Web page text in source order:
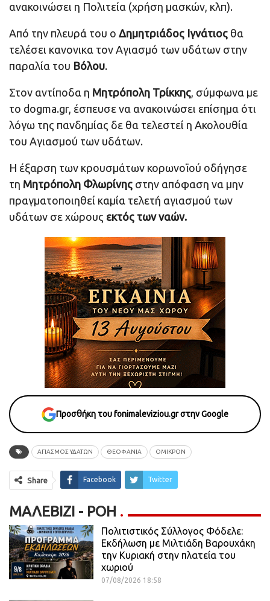
ανακοινώσει η Πολιτεία (χρήση μασκών, κλπ).
Από την πλευρά του ο Δημητριάδος Ιγνάτιος θα
τελέσει κανονικα τον Αγιασμό των υδάτων στην
παραλία του Βόλου.
Στον αντίποδα η Μητρόπολη Τρίκκης, σύμφωνα με
το dogma.gr, έσπευσε να ανακοινώσει επίσημα ότι
λόγω της πανδημίας δε θα τελεστεί η Ακολουθία
του Αγιασμού των υδάτων.
Η έξαρση των κρουσμάτων κορωνοϊού οδήγησε
τη Μητρόπολη Φλωρίνης στην απόφαση να μην
πραγματοποιηθεί καμία τελετή αγιασμού των
υδάτων σε χώρους εκτός των ναών.
Προσθήκη του fonimaleviziou.gr στην Google
ΑΓΙΑΣΜΟΣ ΥΔΑΤΩΝ ΘΕΟΦΑΝΙΑ ΟΜΙΚΡΟΝ
Share Facebook Twitter
ΜΑΛΕΒΊΖΙ - ΡΟΗ
Πολιτιστικός Σύλλογος Φόδελε:
Εκδήλωση με Μιλτιάδη Βαρουχάκη
την Κυριακή στην πλατεία του
χωριού
07/08/2026 18:58